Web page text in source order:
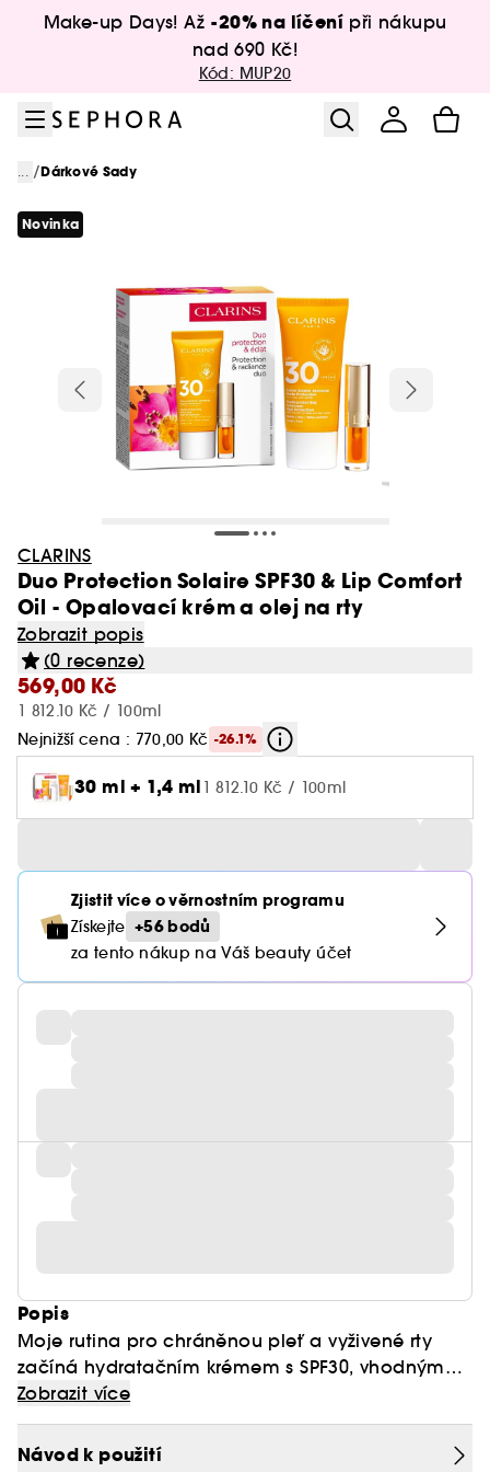
Přejít na hlavní obsah
Make-up Days! Až -20% na líčení při nákupu
nad 690 Kč!
Kód: MUP20
... /Dárkové Sady
Novinka
CLARINS
Duo Protection Solaire SPF30 & Lip Comfort
Oil - Opalovací krém a olej na rty
Zobrazit popis
(0 recenze)
569,00 Kč
1 812.10 Kč / 100ml
Nejnižší cena : 770,00 Kč -26.1%
30 ml + 1,4 ml 1 812.10 Kč / 100ml
Zjistit více o věrnostním programu
Získejte +56 bodů
za tento nákup na Váš beauty účet
Popis
Moje rutina pro chráněnou pleť a vyživené rty
začíná hydratačním krémem s SPF30, vhodným
pro všechny typy pleti. Jeho jemná, rozplývající
se textura poskytuje matný povrch, který je suchý
na dotek. Tento voděodolný krém neštípe oči
Zobrazit více
Návod k použití